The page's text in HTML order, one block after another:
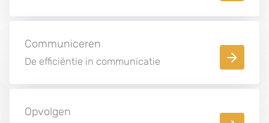
Communiceren
De efficiëntie in communicatie
Opvolgen